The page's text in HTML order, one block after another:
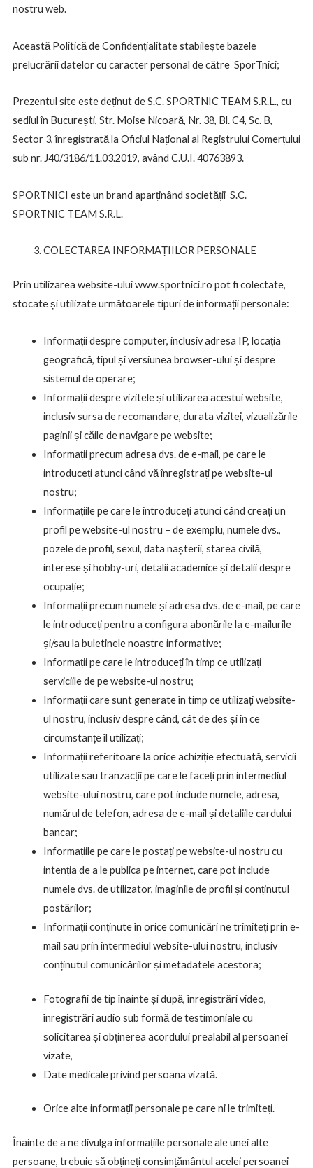
nostru web.
Această Politică de Confidențialitate stabilește bazele
prelucrării datelor cu caracter personal de către SporTnici;
Prezentul site este deținut de S.C. SPORTNIC TEAM S.R.L., cu
sediul în București, Str. Moise Nicoară, Nr. 38, Bl. C4, Sc. B,
Sector 3, înregistrată la Oficiul Național al Registrului Comerțului
sub nr. J40/3186/11.03.2019, având C.U.I. 40763893.
SPORTNICI este un brand aparținând societății S.C.
SPORTNIC TEAM S.R.L.
COLECTAREA INFORMAȚIILOR PERSONALE
Prin utilizarea website-ului www.sportnici.ro pot fi colectate,
stocate și utilizate următoarele tipuri de informații personale:
Informații despre computer, inclusiv adresa IP, locația
geografică, tipul și versiunea browser-ului și despre
sistemul de operare;
Informații despre vizitele și utilizarea acestui website,
inclusiv sursa de recomandare, durata vizitei, vizualizările
paginii și căile de navigare pe website;
Informații precum adresa dvs. de e-mail, pe care le
introduceți atunci când vă înregistrați pe website-ul
nostru;
Informațiile pe care le introduceți atunci când creați un
profil pe website-ul nostru – de exemplu, numele dvs.,
pozele de profil, sexul, data nașterii, starea civilă,
interese și hobby-uri, detalii academice și detalii despre
ocupație;
Informații precum numele și adresa dvs. de e-mail, pe care
le introduceți pentru a configura abonările la e-mailurile
și/sau la buletinele noastre informative;
Informații pe care le introduceți în timp ce utilizați
serviciile de pe website-ul nostru;
Informații care sunt generate în timp ce utilizați website-
ul nostru, inclusiv despre când, cât de des și în ce
circumstanțe îl utilizați;
Informații referitoare la orice achiziție efectuată, servicii
utilizate sau tranzacții pe care le faceți prin intermediul
website-ului nostru, care pot include numele, adresa,
numărul de telefon, adresa de e-mail și detaliile cardului
bancar;
Informațiile pe care le postați pe website-ul nostru cu
intenția de a le publica pe internet, care pot include
numele dvs. de utilizator, imaginile de profil și conținutul
postărilor;
Informații conținute în orice comunicări ne trimiteți prin e-
mail sau prin intermediul website-ului nostru, inclusiv
conținutul comunicărilor și metadatele acestora;
Fotografii de tip înainte și după, înregistrări video,
înregistrări audio sub formă de testimoniale cu
solicitarea și obținerea acordului prealabil al persoanei
vizate,
Date medicale privind persoana vizată.
Orice alte informații personale pe care ni le trimiteți.
Înainte de a ne divulga informațiile personale ale unei alte
persoane, trebuie să obțineți consimțământul acelei persoanei